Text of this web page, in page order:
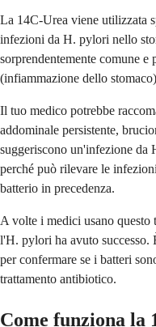
La 14C-Urea viene utilizzata
infezioni da H. pylori nello
sorprendentemente comune e
(infiammazione dello
Il tuo medico potrebbe
addominale persistente,
suggeriscono un'infezione da
perché può rilevare le
batterio in precedenza.
A volte i medici usano questo
l'H. pylori ha avuto successo.
per confermare se i batteri
trattamento antibiotico.
Come funziona la